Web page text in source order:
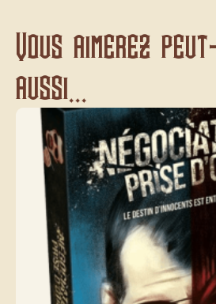
Vous aimerez
aussi...